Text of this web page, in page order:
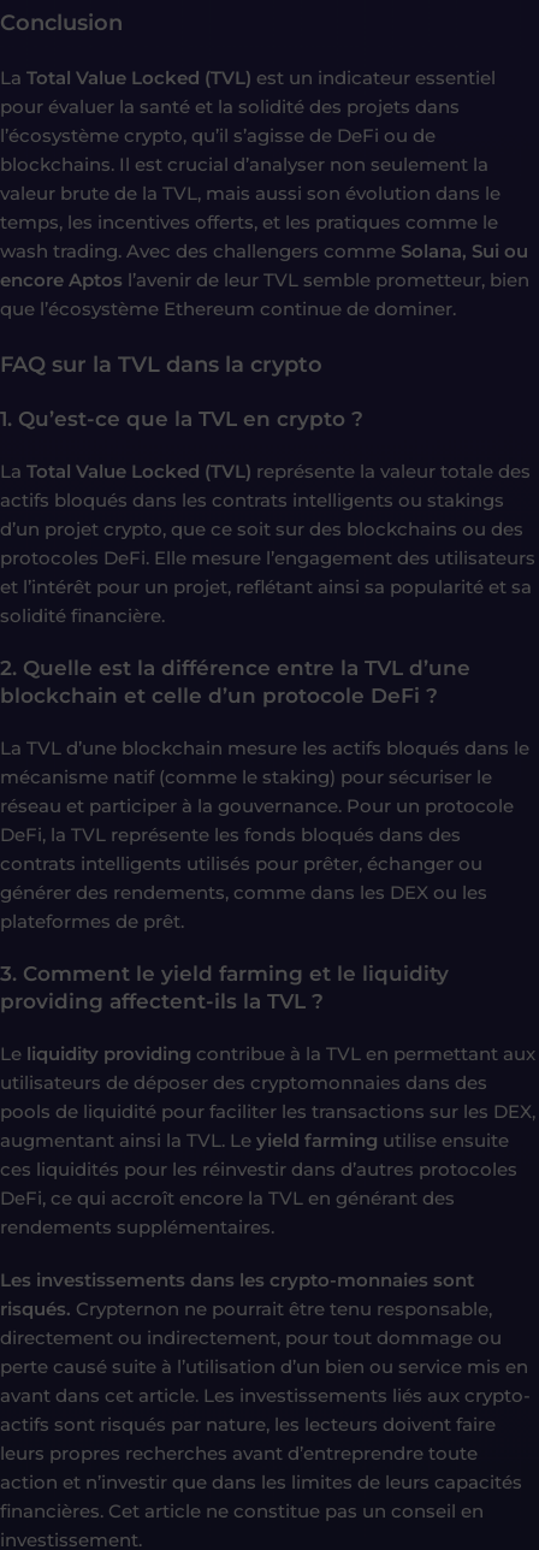
Conclusion
La Total Value Locked (TVL) est un indicateur essentiel
pour évaluer la santé et la solidité des projets dans
l’écosystème crypto, qu’il s’agisse de DeFi ou de
blockchains. Il est crucial d’analyser non seulement la
valeur brute de la TVL, mais aussi son évolution dans le
temps, les incentives offerts, et les pratiques comme le
wash trading. Avec des challengers comme Solana, Sui ou
encore Aptos l’avenir de leur TVL semble prometteur, bien
que l’écosystème Ethereum continue de dominer.
FAQ sur la TVL dans la crypto
1. Qu’est-ce que la TVL en crypto ?
La Total Value Locked (TVL) représente la valeur totale des
actifs bloqués dans les contrats intelligents ou stakings
d’un projet crypto, que ce soit sur des blockchains ou des
protocoles DeFi. Elle mesure l’engagement des utilisateurs
et l’intérêt pour un projet, reflétant ainsi sa popularité et sa
solidité financière.
2. Quelle est la différence entre la TVL d’une
blockchain et celle d’un protocole DeFi ?
La TVL d’une blockchain mesure les actifs bloqués dans le
mécanisme natif (comme le staking) pour sécuriser le
réseau et participer à la gouvernance. Pour un protocole
DeFi, la TVL représente les fonds bloqués dans des
contrats intelligents utilisés pour prêter, échanger ou
générer des rendements, comme dans les DEX ou les
plateformes de prêt.
3. Comment le yield farming et le liquidity
providing affectent-ils la TVL ?
Le liquidity providing contribue à la TVL en permettant aux
utilisateurs de déposer des cryptomonnaies dans des
pools de liquidité pour faciliter les transactions sur les DEX,
augmentant ainsi la TVL. Le yield farming utilise ensuite
ces liquidités pour les réinvestir dans d’autres protocoles
DeFi, ce qui accroît encore la TVL en générant des
rendements supplémentaires.
Les investissements dans les crypto-monnaies sont
risqués. Crypternon ne pourrait être tenu responsable,
directement ou indirectement, pour tout dommage ou
perte causé suite à l’utilisation d’un bien ou service mis en
avant dans cet article. Les investissements liés aux crypto-
actifs sont risqués par nature, les lecteurs doivent faire
leurs propres recherches avant d’entreprendre toute
action et n’investir que dans les limites de leurs capacités
financières. Cet article ne constitue pas un conseil en
investissement.